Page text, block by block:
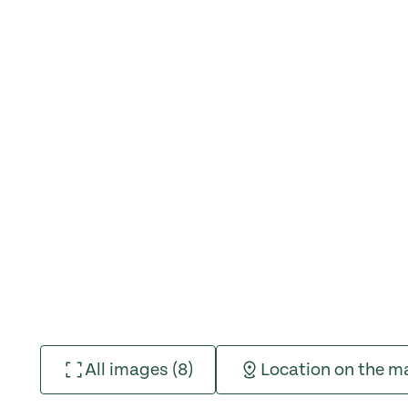
All images (8) Location on the